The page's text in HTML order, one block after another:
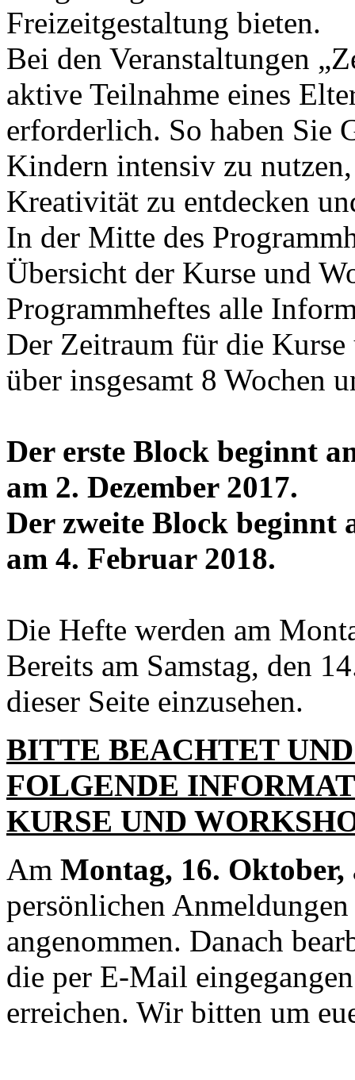
Freizeitgestaltung bieten.
Bei den Veranstaltungen
aktive Teilnahme eines
erforderlich. So haben Sie
Kindern intensiv zu
Kreativität zu entdecken
In der Mitte des
Übersicht der Kurse und
Programmheftes alle
Der Zeitraum für die
über insgesamt 8 Wochen
Der erste Block beginnt
am 2. Dezember 2017.
Der zweite Block beginnt
am 4. Februar 2018.
Die Hefte werden am
Bereits am Samstag, den
dieser Seite einzusehen.
BITTE BEACHTET
FOLGENDE
KURSE UND
Am Montag, 16. Oktober,
persönlichen
angenommen. Danach
die per E-Mail
erreichen. Wir bitten um